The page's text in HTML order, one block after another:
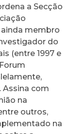
a Secção
ainda membro
do
(entre 1997 e
Assina com
na
outros,
na